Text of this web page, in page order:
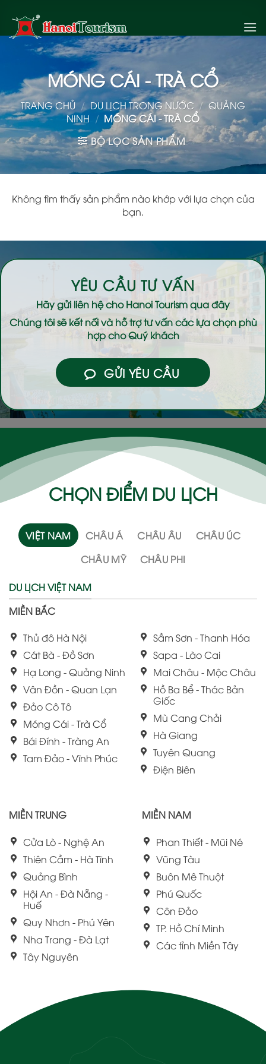
qua
MÓNG CÁI - TRÀ CỔ
TRANG CHỦ / DU LỊCH TRONG NƯỚC / QUẢNG
NINH / MÓNG CÁI - TRÀ CỔ
BỘ LỌC SẢN PHẨM
Không tìm thấy sản phẩm nào khớp với lựa chọn của
bạn.
YÊU CẦU TƯ VẤN
Hãy gửi liên hệ choHanoi Tourismqua đây
Chúng tôi sẽ kết nối và hỗ trợ tư vấn các lựa chọn phù
hợp cho Quý khách
GỬI YÊU CẦU
CHỌN ĐIỂM DU LỊCH
VIỆT NAM CHÂU Á CHÂU ÂU
CHÂU ÚC
CHÂU MỸ
CHÂU PHI
DU LỊCH VIỆT NAM
MIỀN BẮC
Thủ đô Hà Nội
Cát Bà - Đồ Sơn
Hạ Long - Quảng Ninh
Vân Đồn - Quan Lạn
Đảo Cô Tô
Móng Cái - Trà Cổ
Bái Đính - Tràng An
Tam Đảo - Vĩnh Phúc
Sầm Sơn - Thanh Hóa
Sapa - Lào Cai
Mai Châu - Mộc Châu
Hồ Ba Bể - Thác Bản
Giốc
Mù Cang Chải
Hà Giang
Tuyên Quang
Điện Biên
MIỀN TRUNG
Cửa Lò - Nghệ An
Thiên Cầm - Hà Tĩnh
Quảng Bình
Hội An - Đà Nẵng -
Huế
Quy Nhơn - Phú Yên
Nha Trang - Đà Lạt
Tây Nguyên
MIỀN NAM
Phan Thiết - Mũi Né
Vũng Tàu
Buôn Mê Thuột
Phú Quốc
Côn Đảo
TP. Hồ Chí Minh
Các tỉnh Miền Tây